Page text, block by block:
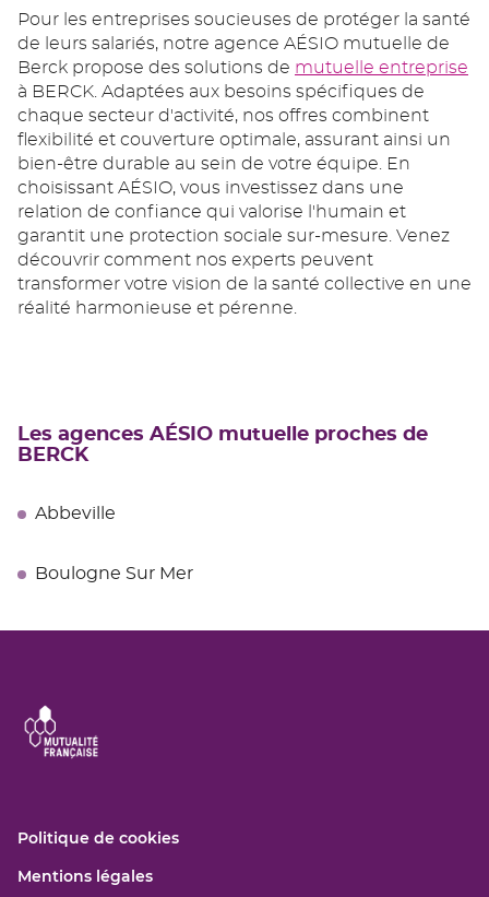
Pour les entreprises soucieuses de protéger la santé
de leurs salariés, notre agence AÉSIO mutuelle de
Berck propose des solutions de mutuelle entreprise
à BERCK. Adaptées aux besoins spécifiques de
chaque secteur d'activité, nos offres combinent
flexibilité et couverture optimale, assurant ainsi un
bien-être durable au sein de votre équipe. En
choisissant AÉSIO, vous investissez dans une
relation de confiance qui valorise l'humain et
garantit une protection sociale sur-mesure. Venez
découvrir comment nos experts peuvent
transformer votre vision de la santé collective en une
réalité harmonieuse et pérenne.
Les agences AÉSIO mutuelle proches de
BERCK
Abbeville
Boulogne Sur Mer
Politique de cookies(ouvre
Mentions légales(ouvre